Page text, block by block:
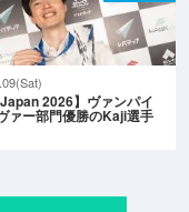
Japan 2026】ヴァンパイ
ァー部門優勝のKaji選手